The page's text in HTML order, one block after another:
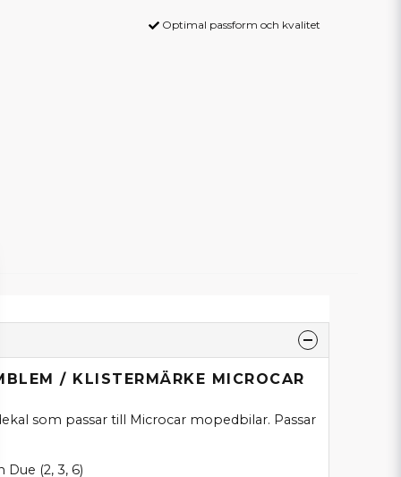
Optimal passform och kvalitet
/ KLISTERMÄRKE MICROCAR
som passar till Microcar mopedbilar. Passar
Due (2, 3, 6)